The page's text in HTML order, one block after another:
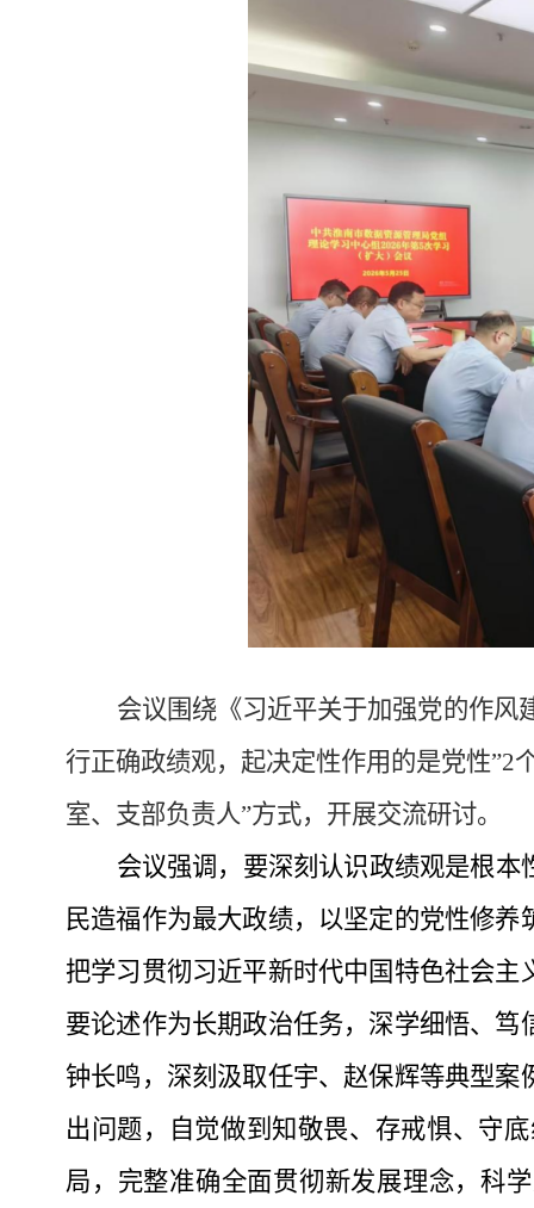
会议围绕《习近平关于加强党的作风
行正确政绩观，起决定性作用的是党性”2
室、支部负责人”方式，开展交流研讨。
会议强调，要深刻认识政绩观是根
民造福作为最大政绩，以坚定的党性修
把学习贯彻习近平新时代中国特色社会
要论述作为长期政治任务，深学细悟、
钟长鸣，深刻汲取任宇、赵保辉等典型
出问题，自觉做到知敬畏、存戒惧、守
局，完整准确全面贯彻新发展理念，科